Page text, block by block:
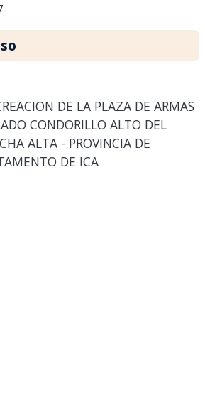
DE LA PLAZA DE ARMAS
CONDORILLO ALTO DEL
ALTA - PROVINCIA DE
DE ICA